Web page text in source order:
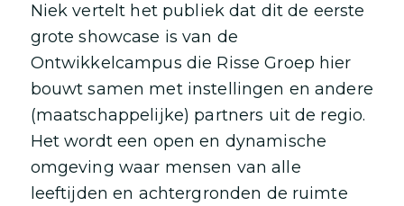
Niek vertelt het publiek dat dit de eerste
grote showcase is van de
Ontwikkelcampus die Risse Groep hier
bouwt samen met instellingen en andere
(maatschappelijke) partners uit de regio.
Het wordt een open en dynamische
omgeving waar mensen van alle
leeftijden en achtergronden de ruimte